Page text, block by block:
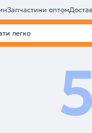
Запчастини оптом
5